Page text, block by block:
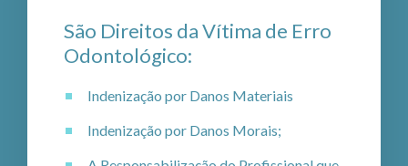
São Direitos da Vítima de Erro
Odontológico:
Indenização por Danos Materiais
Indenização por Danos Morais;